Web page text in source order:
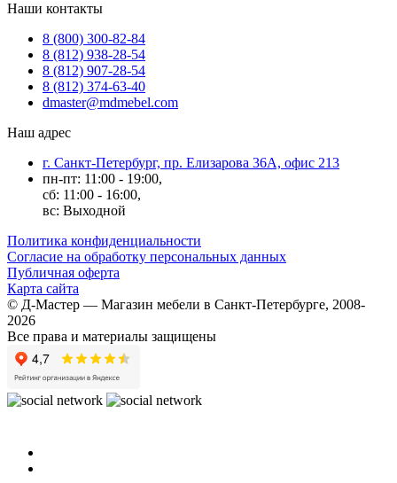
Наши контакты
8 (800) 300-82-84
8 (812) 938-28-54
8 (812) 907-28-54
8 (812) 374-63-40
dmaster@mdmebel.com
Наш адрес
г. Санкт-Петербург, пр. Елизарова 36А, офис 213
пн-пт: 11:00 - 19:00,
сб: 11:00 - 16:00,
вс: Выходной
Политика конфиденциальности
Согласие на обработку персональных данных
Публичная оферта
Карта сайта
© Д-Мастер — Магазин мебели в Санкт-Петербурге, 2008-
2026
Все права и материалы защищены